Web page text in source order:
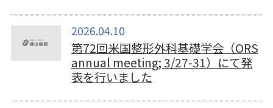
第72回米国整形外科基礎学会（ORS
annual meeting; 3/27-31）にて発
表を行いました
2026.04.10